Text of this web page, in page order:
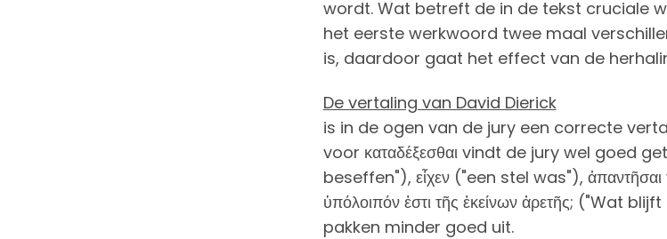
wordt. Wat betreft de in de tekst cruciale
het eerste werkwoord twee maal
is, daardoor gaat het effect van de
De vertaling van David Dierick
is in de ogen van de jury een correcte
voor καταδέξεσθαι vindt de jury wel goed
beseffen"), εἶχεν ("een stel was"),
ὑπόλοιπόν ἐστι τῆς ἐκείνων ἀρετῆς;
pakken minder goed uit.